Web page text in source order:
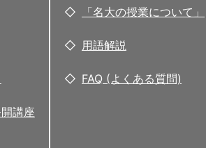
講座
「名大の授業について」
用語解説
FAQ (よくある質問)